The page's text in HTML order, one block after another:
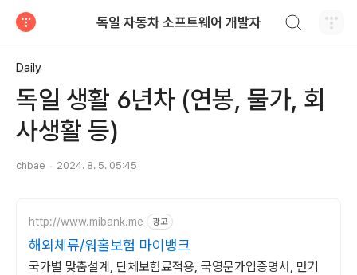
독일 자동차 소프트웨어 개발자
Daily
독일 생활 6년차 (연봉, 물가, 회
사생활 등)
chbae 2024. 8. 5. 05:45
http://www.mibank.me 광고
해외체류/워홀보험 마이뱅크
국가별 맞춤설계, 단체보험료적용, 국영문가입증명서, 만기